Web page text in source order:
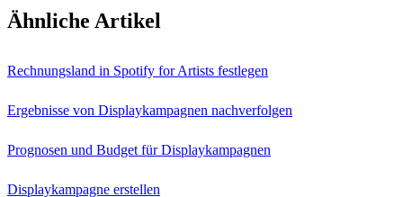
Ähnliche Artikel
Rechnungsland in Spotify for Artists festlegen
Ergebnisse von Displaykampagnen nachverfolgen
Prognosen und Budget für Displaykampagnen
Displaykampagne erstellen